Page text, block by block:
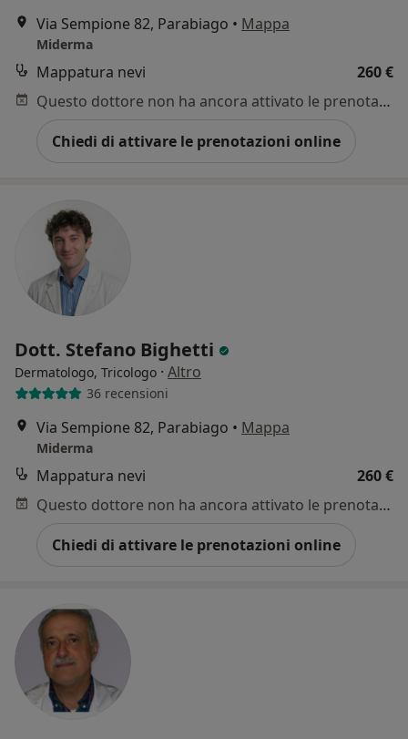
Via Sempione 82, Parabiago • Mappa
Miderma
Mappatura nevi
260 €
Questo dottore non ha ancora attivato le prenotazioni online presso questo indirizzo.
Chiedi di attivare le prenotazioni online
Dott. Stefano Bighetti
Dermatologo, Tricologo · Altro
36 recensioni
Via Sempione 82, Parabiago • Mappa
Miderma
Mappatura nevi
260 €
Questo dottore non ha ancora attivato le prenotazioni online presso questo indirizzo.
Chiedi di attivare le prenotazioni online